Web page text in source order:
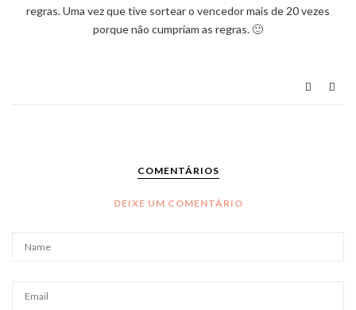
regras. Uma vez que tive sortear o vencedor mais de 20 vezes
porque não cumpriam as regras. 🙂
COMENTÁRIOS
DEIXE UM COMENTÁRIO